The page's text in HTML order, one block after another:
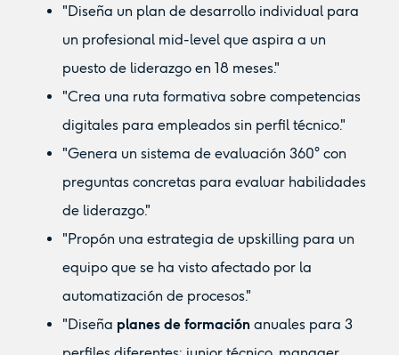
"Diseña un plan de desarrollo individual para
un profesional mid-level que aspira a un
puesto de liderazgo en 18 meses."
"Crea una ruta formativa sobre competencias
digitales para empleados sin perfil técnico."
"Genera un sistema de evaluación 360° con
preguntas concretas para evaluar habilidades
de liderazgo."
"Propón una estrategia de upskilling para un
equipo que se ha visto afectado por la
automatización de procesos."
"Diseña planes de formaciónanuales para 3